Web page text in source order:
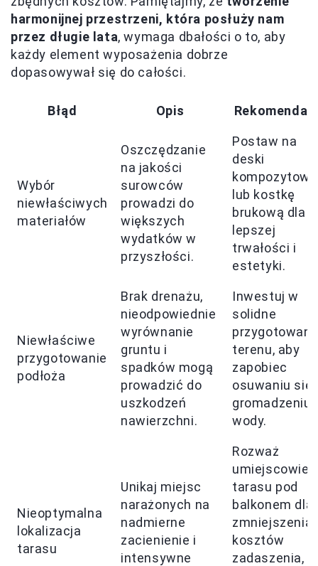
harmonijnej przestrzeni, która posłuży nam
przez długie lata, wymaga dbałości o to, aby
każdy element wyposażenia dobrze
dopasowywał się do całości.
Błąd Opis
Wybór
niewłaściwych
materiałów
Oszczędzanie
na jakości
surowców
prowadzi do
większych
wydatków w
przyszłości.
Postaw na
deski
kompozytowe
lub kostkę
brukową dla
lepszej
trwałości i
estetyki.
Niewłaściwe
przygotowanie
podłoża
Brak drenażu,
nieodpowiednie
wyrównanie
gruntu i
spadków mogą
prowadzić do
uszkodzeń
nawierzchni.
Inwestuj w
solidne
terenu, aby
zapobiec
osuwaniu się
gromadzeniu
wody.
Nieoptymalna
lokalizacja
tarasu
Unikaj miejsc
narażonych na
nadmierne
zacienienie i
intensywne
Rozważ
tarasu pod
balkonem dla
zmniejszenia
kosztów
zadaszenia,